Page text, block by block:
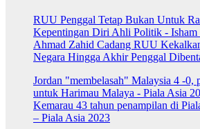
RUU Penggal Tetap Bukan Untuk
Kepentingan Diri Ahli Politik - Isham
Ahmad Zahid Cadang RUU
Negara Hingga Akhir Penggal
Jordan "membelasah" Malaysia 4 -0,
untuk Harimau Malaya - Piala Asia
Kemarau 43 tahun penampilan di
– Piala Asia 2023